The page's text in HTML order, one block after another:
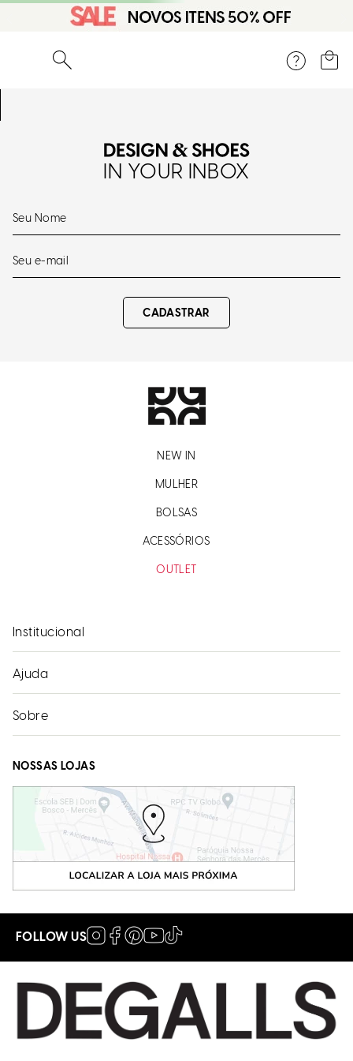
O que você está procurando?
IN YOUR INBOX
CADASTRAR
NEW IN
MULHER
BOLSAS
ACESSÓRIOS
OUTLET
Institucional
Ajuda
Sobre
NOSSAS LOJAS
FOLLOW US